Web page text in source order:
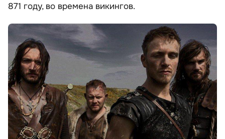
871 году, во времена викингов.